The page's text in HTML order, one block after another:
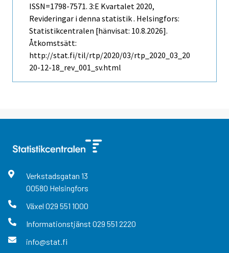
ISSN=1798-7571. 3:e Kvartalet 2020,
Revideringar i denna statistik . Helsingfors:
Statistikcentralen [hänvisat: 10.8.2026].
Åtkomstsätt:
http://stat.fi/til/rtp/2020/03/rtp_2020_03_20
20-12-18_rev_001_sv.html
Verkstadsgatan 13
00580 Helsingfors
Växel 029 551 1000
Informationstjänst 029 551 2220
info@stat.fi